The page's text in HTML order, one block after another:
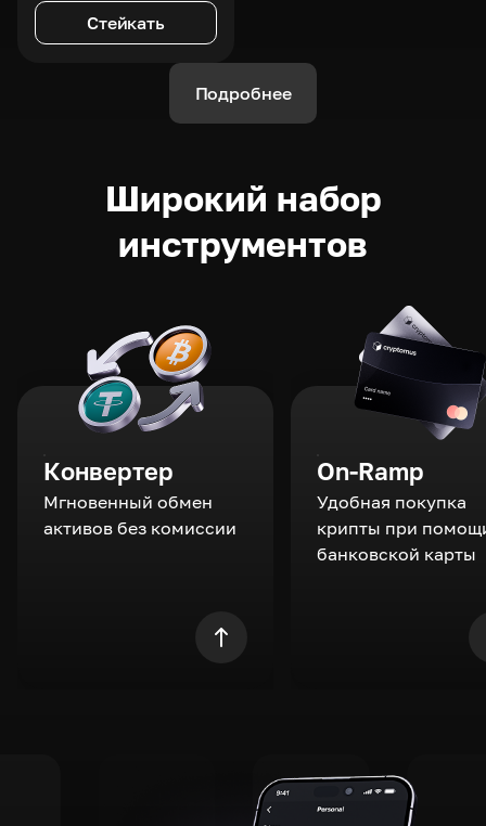
Стейкать
Подробнее
Широкий набор
инструментов
Конвертер
Мгновенный обмен
активов без комиссии
On-Ramp
Удобная покупка
крипты при
банковской карты